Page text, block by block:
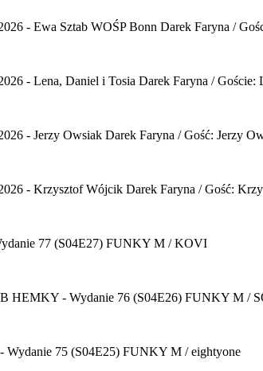
- Ewa Sztab WOŚP Bonn Darek Faryna /
- Lena, Daniel i Tosia Darek Faryna / Goście:
- Jerzy Owsiak Darek Faryna / Gość: Jerzy
- Krzysztof Wójcik Darek Faryna / Gość:
77 (S04E27) FUNKY M / KOVI
HEMKY - Wydanie 76 (S04E26) FUNKY M /
75 (S04E25) FUNKY M / eightyone